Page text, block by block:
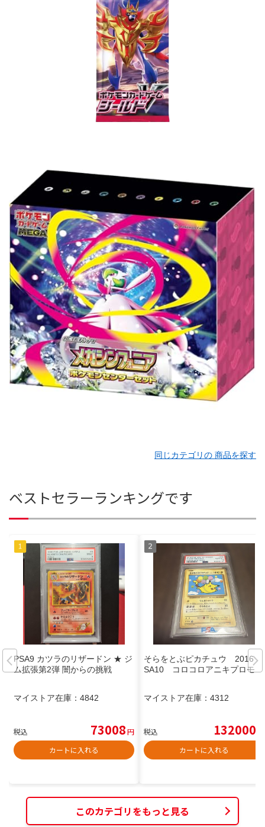
同じカテゴリの 商品を探す
ベストセラーランキングです
PSA9 カツラのリザードン ★ ジ
ム拡張第2弾 闇からの挑戦
マイストア在庫： 4842
税込 73008円
カートに入れる
そらをとぶピカチュウ 2016 P
SA10 コロコロアニキプロモ
マイストア在庫： 4312
税込 132000
カートに入れる
このカテゴリをもっと見る